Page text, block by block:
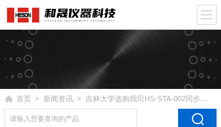
首页 > 新闻资讯> 吉林大学选购我司HS-STA-002同步热分析仪